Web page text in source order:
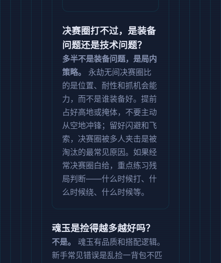
决赛圈打不过，是装备
问题还是技术问题？
多半不是装备问题，是局内
策略。
永劫无间决赛圈比
的是位置、耐性和抓机会能
力，而不是谁装备好。提前
占好高地或掩体，不要主动
从空地冲锋；留好闪避和飞
索，决赛圈被多人夹击是被
淘汰的最常见原因。如果经
常决赛圈白给，重点练习残
局判断——什么时候打、什
么时候绕、什么时候等。
魂玉是捡得越多越好吗？
不是。
魂玉有品质和搭配逻辑。
新手常见错误是乱捡一背包不匹